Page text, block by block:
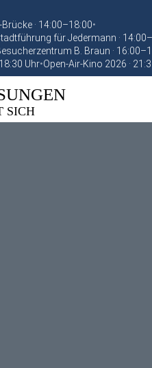
· 14:00–18:00•
für Jedermann ·
B. Braun ·
Uhr•Open-Air-Kino 2026 ·